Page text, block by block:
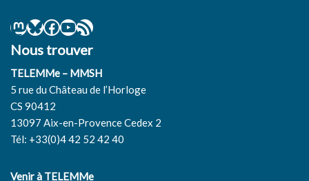
Nous trouver
TELEMMe – MMSH
5 rue du Château de l’Horloge
CS 90412
13097 Aix-en-Provence Cedex 2
Tél: +33(0)4 42 52 42 40
Venir à TELEMMe